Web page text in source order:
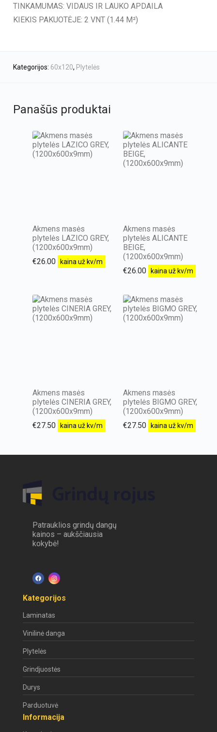
TINKAMUMAS: VIDAUS IR LAUKO APDAILA
KIEKIS PAKUOTĖJE: 2 VNT (1.44 M²)
Kategorijos: 60x120, Plytelės
Panašūs produktai
Akmens masės
plytelės LAZICO GREY,
(1200x600x9mm)
€26.00 kaina už kv/m
Akmens masės
plytelės ALICANTE
BEIGE,
(1200x600x9mm)
€26.00 kaina už kv/m
Akmens masės
plytelės CINERIA GREY,
(1200x600x9mm)
€27.50 kaina už kv/m
Akmens masės
plytelės BIGMO GREY,
(1200x600x9mm)
€27.50 kaina už kv/m
Patrauklios grindų dangų
kainos – aukščiausia
kokybė!
Kategorijos
Laminatas
Vinilinė danga
Plytelės
Grindjuostės
Durys
Parduotuvė
Informacija